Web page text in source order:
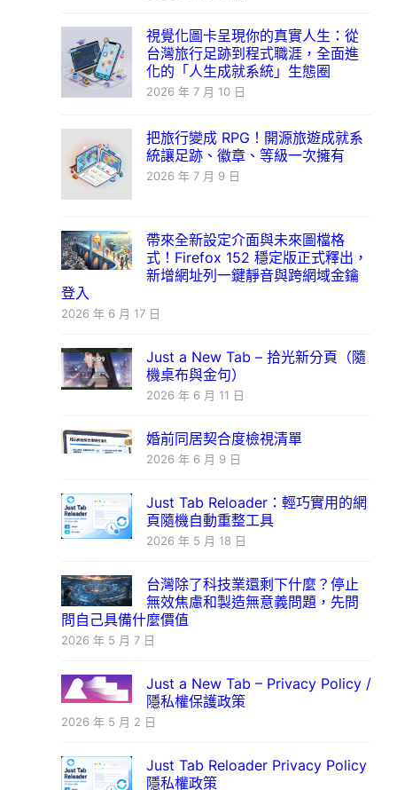
視覺化圖卡呈現你的真實人生：從
台灣旅行足跡到程式職涯，全面進
化的「人生成就系統」生態圈
2026 年 7 月 10 日
把旅行變成 RPG！開源旅遊成就系
統讓足跡、徽章、等級一次擁有
2026 年 7 月 9 日
帶來全新設定介面與未來圖檔格
式！Firefox 152 穩定版正式釋出，
新增網址列一鍵靜音與跨網域金鑰
登入
2026 年 6 月 17 日
Just a New Tab – 拾光新分頁（隨
機桌布與金句）
2026 年 6 月 11 日
婚前同居契合度檢視清單
2026 年 6 月 9 日
Just Tab Reloader：輕巧實用的網
頁隨機自動重整工具
2026 年 5 月 18 日
台灣除了科技業還剩下什麼？停止
無效焦慮和製造無意義問題，先問
問自己具備什麼價值
2026 年 5 月 7 日
Just a New Tab – Privacy Policy /
隱私權保護政策
2026 年 5 月 2 日
Just Tab Reloader Privacy Policy
隱私權政策